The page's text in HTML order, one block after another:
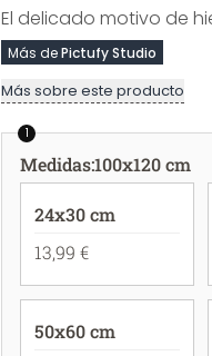
El delicado motivo de
Más dePictufy Studio
Más sobre este producto
1
Medidas:100x120 cm
24x30 cm
13,99 €
50x60 cm